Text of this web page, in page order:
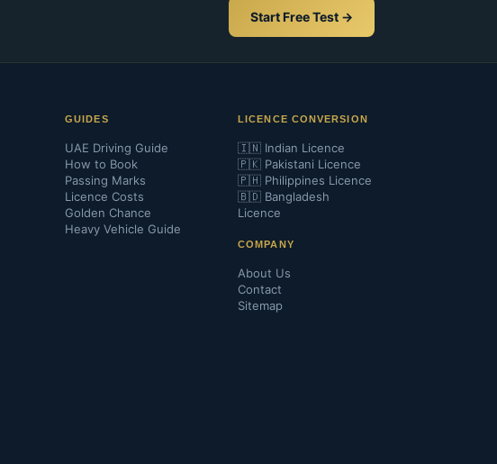
Start Free Test →
GUIDES
UAE Driving Guide
How to Book
Passing Marks
Licence Costs
Golden Chance
Heavy Vehicle Guide
LICENCE CONVERSION
🇮🇳 Indian Licence
🇵🇰 Pakistani Licence
🇵🇭 Philippines Licence
🇧🇩 Bangladesh
Licence
COMPANY
About Us
Contact
Sitemap